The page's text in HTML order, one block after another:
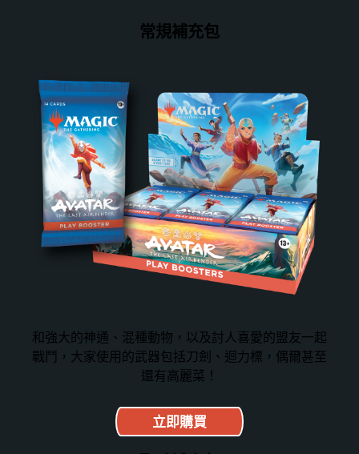
常規補充包
和強大的神通、混種動物，以及討人喜愛的盟友一起
戰鬥，大家使用的武器包括刀劍、迴力標，偶爾甚至
還有高麗菜！
立即購買